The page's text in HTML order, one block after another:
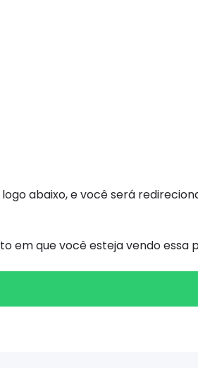
logo abaixo, e você será
em que você esteja vendo essa